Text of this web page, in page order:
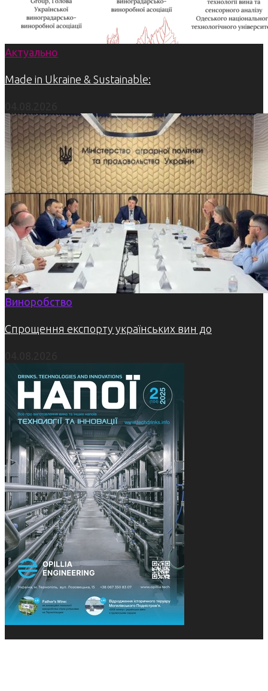
Актуально
Made in Ukraine & Sustainable:
Виноробство
Спрощення експорту українських вин до